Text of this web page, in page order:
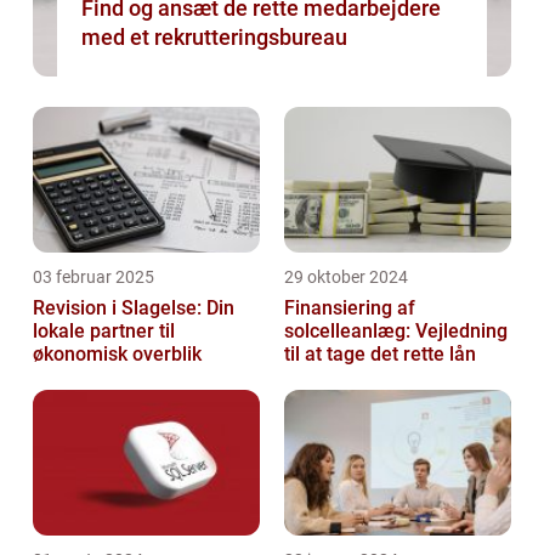
Find og ansæt de rette medarbejdere
med et rekrutteringsbureau
03 februar 2025
Revision i Slagelse: Din
lokale partner til
økonomisk overblik
29 oktober 2024
Finansiering af
solcelleanlæg: Vejledning
til at tage det rette lån